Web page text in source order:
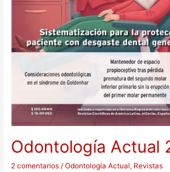
Odontología Actual
2 comentarios /Odontología Actual, Revistas